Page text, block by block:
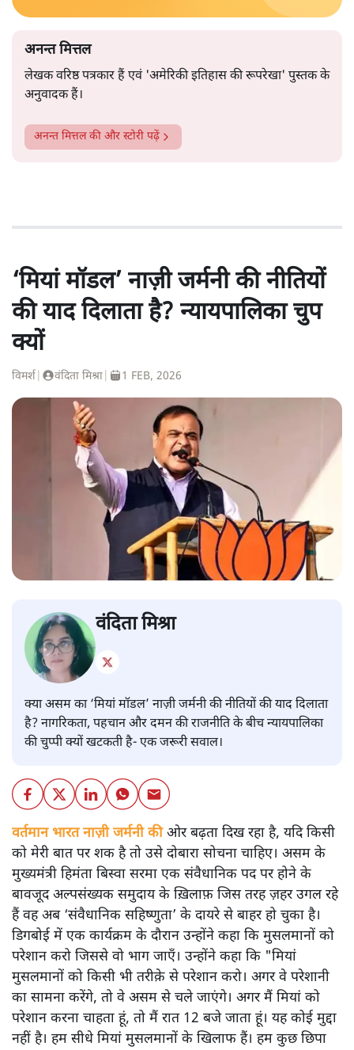
अनन्त मित्तल
लेखक वरिष्ठ पत्रकार हैं एवं 'अमेरिकी इतिहास की रूपरेखा' पुस्तक के
अनुवादक हैं।
अनन्त मित्तलकी और स्टोरी पढ़ें
‘मियां मॉडल’ नाज़ी जर्मनी की नीतियों
की याद दिलाता है? न्यायपालिका चुप
क्यों
विमर्श वंदिता मिश्रा 1 FEB, 2026
वंदिता मिश्रा
क्या असम का ‘मियां मॉडल’ नाज़ी जर्मनी की नीतियों की याद दिलाता
है? नागरिकता, पहचान और दमन की राजनीति के बीच न्यायपालिका
की चुप्पी क्यों खटकती है- एक जरूरी सवाल।
वर्तमान भारत नाज़ी जर्मनी कीओर बढ़ता दिख रहा है, यदि किसी
को मेरी बात पर शक है तो उसे दोबारा सोचना चाहिए। असम के
मुख्यमंत्री हिमंता बिस्वा सरमा एक संवैधानिक पद पर होने के
बावजूद अल्पसंख्यक समुदाय के ख़िलाफ़ जिस तरह ज़हर उगल रहे
हैं वह अब ‘संवैधानिक सहिष्णुता’ के दायरे से बाहर हो चुका है।
डिगबोई में एक कार्यक्रम के दौरान उन्होंने कहा कि मुसलमानों को
परेशान करो जिससे वो भाग जाएँ। उन्होंने कहा कि "मियां
मुसलमानों को किसी भी तरीक़े से परेशान करो। अगर वे परेशानी
का सामना करेंगे, तो वे असम से चले जाएंगे। अगर मैं मियां को
परेशान करना चाहता हूं, तो मैं रात 12 बजे जाता हूं। यह कोई मुद्दा
नहीं है। हम सीधे मियां मुसलमानों के खिलाफ हैं। हम कुछ छिपा